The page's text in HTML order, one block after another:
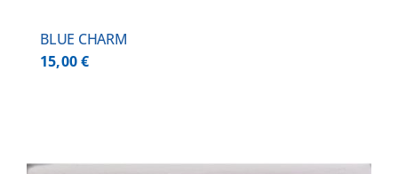
BLUE CHARM
15,00€